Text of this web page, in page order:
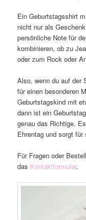
Ein Geburtstagsshirt
nicht nur als
persönliche Note für
kombinieren, ob zu
oder zum Rock oder
Also, wenn du auf der
für einen besonderen
Geburtstagskind mit
dann ist ein
genau das Richtige.
Ehrentag und sorgt
Für Fragen oder
das Kontaktformular.